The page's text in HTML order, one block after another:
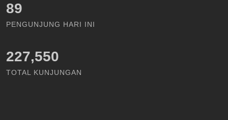
99
PENGUNJUNG HARI INI
227,550
TOTAL KUNJUNGAN